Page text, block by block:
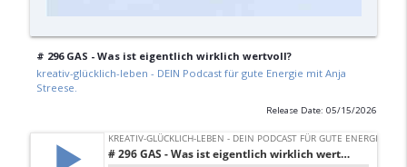
# 296 GAS - Was ist eigentlich wirklich wertvoll?
kreativ-glücklich-leben - DEIN Podcast für gute Energie mit Anja
Streese.
Release Date: 05/15/2026